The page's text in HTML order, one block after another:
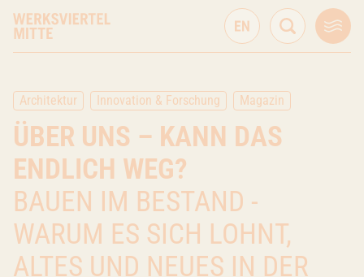
Architektur Innovation & Forschung Magazin
ÜBER UNS – KANN DAS
ENDLICH WEG?
BAUEN IM BESTAND -
WARUM ES SICH LOHNT,
ALTES UND NEUES IN DER